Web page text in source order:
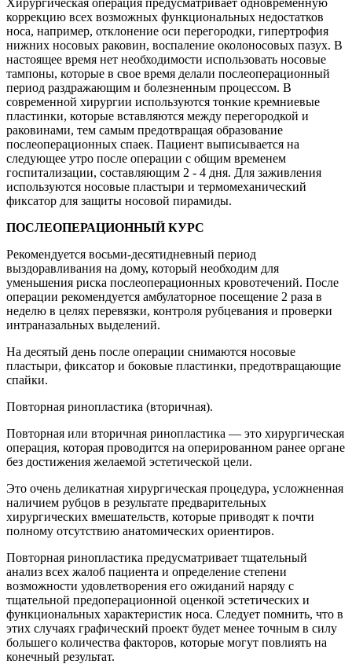
коррекцию всех возможных функциональных недостатков
носа, например, отклонение оси перегородки, гипертрофия
нижних носовых раковин, воспаление околоносовых пазух. В
настоящее время нет необходимости использовать носовые
тампоны, которые в свое время делали послеоперационный
период раздражающим и болезненным процессом. В
современной хирургии используются тонкие кремниевые
пластинки, которые вставляются между перегородкой и
раковинами, тем самым предотвращая образование
послеоперационных спаек. Пациент выписывается на
следующее утро после операции с общим временем
госпитализации, составляющим 2 - 4 дня. Для заживления
используются носовые пластыри и термомеханический
фиксатор для защиты носовой пирамиды.
ПОСЛЕОПЕРАЦИОННЫЙ КУРС
Рекомендуется восьми-десятидневный период
выздоравливания на дому, который необходим для
уменьшения риска послеоперационных кровотечений. После
операции рекомендуется амбулаторное посещение 2 раза в
неделю в целях перевязки, контроля рубцевания и проверки
интраназальных выделений.
На десятый день после операции снимаются носовые
пластыри, фиксатор и боковые пластинки, предотвращающие
спайки.
Повторная ринопластика (вторичная).
Повторная или вторичная ринопластика — это хирургическая
операция, которая проводится на оперированном ранее органе
без достижения желаемой эстетической цели.
Это очень деликатная хирургическая процедура, усложненная
наличием рубцов в результате предварительных
хирургических вмешательств, которые приводят к почти
полному отсутствию анатомических ориентиров.
Повторная ринопластика предусматривает тщательный
анализ всех жалоб пациента и определение степени
возможности удовлетворения его ожиданий наряду с
тщательной предоперационной оценкой эстетических и
функциональных характеристик носа. Следует помнить, что в
этих случаях графический проект будет менее точным в силу
большего количества факторов, которые могут повлиять на
конечный результат.